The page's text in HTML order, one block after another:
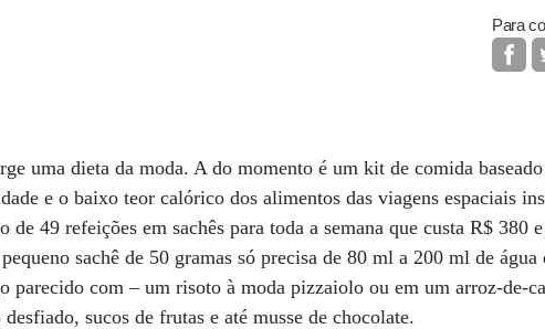
Para
uma dieta da moda. A do momento é um kit de comida
e o baixo teor calórico dos alimentos das viagens espaciais
49 refeições em sachês para toda a semana que custa R$ 380
sachê de 50 gramas só precisa de 80 ml a 200 ml de água
parecido com – um risoto à moda pizzaiolo ou em um arroz-de-
sucos de frutas e até musse de chocolate.